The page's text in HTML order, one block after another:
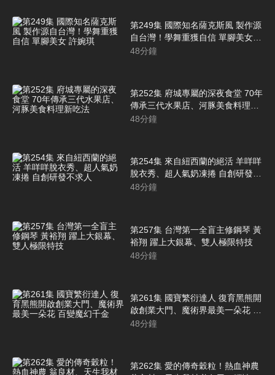
第249集 國際知名薩克斯風 製作源
自台灣！學舞重獲自信 單腳美女
許婉琪
48分鐘
第252集 府城專屬的深夜食堂 70年
傳承三代水果店、河豚美食料理新
吃法
48分鐘
第254集 來自紐西蘭的絕活 羊咩咩
脫衣秀、超人氣奶凍捲 自創研發不
求人
48分鐘
第257集 台灣第一全盲主修鋼琴 黃
裕翔 躍上大銀幕、雙人極限特技
48分鐘
第261集 國寶繁衍達人 復育黑熊開
啟創業大門、魔術界最美一朵花 百
變魔幻千金
48分鐘
第262集 愛的傳奇穀粒！熱血神農